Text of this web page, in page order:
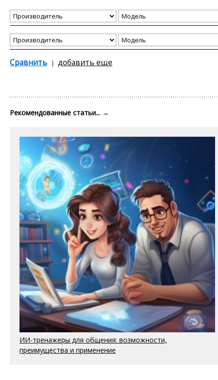
Сравнить добавить еще
Рекомендованные статьи... →
ИИ-тренажеры для общения: возможности,
преимущества и применение